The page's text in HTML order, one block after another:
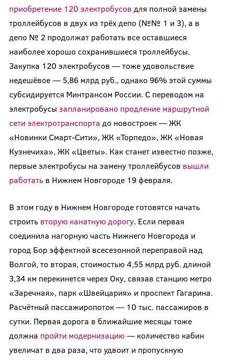
приобретение 120 электробусов для полной замены
троллейбусов в двух из трёх депо (№№ 1 и 3), а в
депо № 2 продолжат работать все оставшиеся
наиболее хорошо сохранившиеся троллейбусы.
Закупка 120 электробусов — тоже удовольствие
недешёвое — 5,86 млрд руб., однако 96% этой суммы
субсидируется Минтрансом России. С переводом на
электробусы запланировано продление маршрутной
сети электротранспорта до новостроек — ЖК
«Новинки Смарт-Сити», ЖК «Торпедо», ЖК «Новая
Кузнечиха», ЖК «Цветы». Как станет известно позже,
первые электробусы на замену троллейбусов вышли
работатьв Нижнем Новгороде 19 февраля.
В этом году в Нижнем Новгороде готовятся начать
строить вторую канатную дорогу. Если первая
соединила нагорную часть Нижнего Новгорода и
город Бор эффектной всесезонной переправой над
Волгой, то вторая, стоимостью 4,55 млрд руб. длиной
3,34 км перекинется через Оку, связав станцию метро
«Заречная», парк «Швейцария» и проспект Гагарина.
Расчётный пассажиропоток — 10 тыс. пассажиров в
сутки. Первая дорога в ближайшие месяцы тоже
должна пройти модернизацию— количество кабин
увеличат в два раза, что удвоит и пропускную